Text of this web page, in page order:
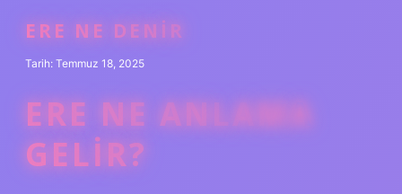
ERE NE DENIR
Tarih: Temmuz 18, 2025
ERE NE ANLAMA
GELIR?